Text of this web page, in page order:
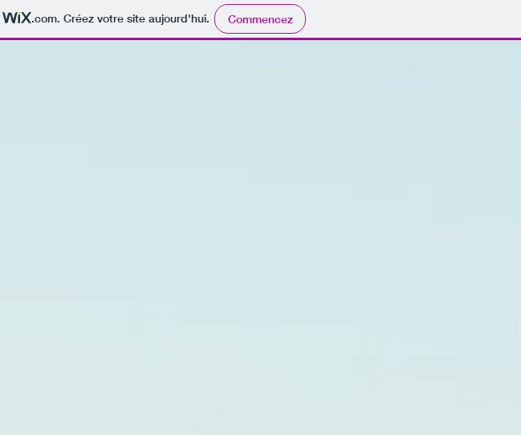
.com. Créez votre site aujourd'hui. Commencez